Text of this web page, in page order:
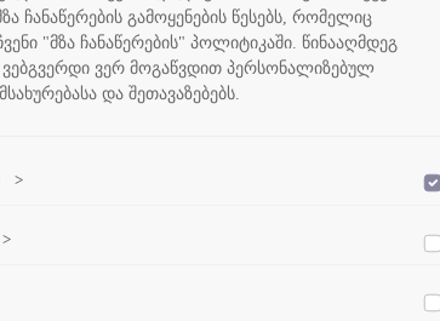
ჩანაწერების გამოყენების წესებს, რომელიც
"მზა ჩანაწერების" პოლიტიკაში. წინააღმდეგ
ვებგვერდი ვერ მოგაწვდით პერსონალიზებულ
და შეთავაზებებს.
>
გამართული ფუნქციონირებისთვის აუცილებელი ქუქი-
>
ქუქი-ფაილები გვეხმარება პერსონალიზებული
და რეკლამების მიწოდებაში.